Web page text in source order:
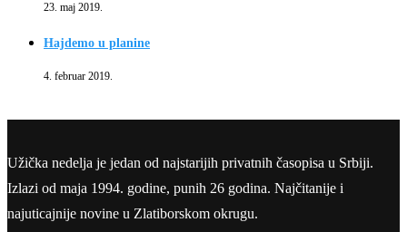
23. maj 2019.
Hajdemo u planine
4. februar 2019.
Užička nedelja je jedan od najstarijih privatnih časopisa u Srbiji.
Izlazi od maja 1994. godine, punih 26 godina. Najčitanije i
najuticajnije novine u Zlatiborskom okrugu.